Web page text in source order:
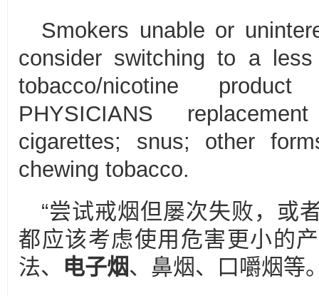
Smokers unable or
consider switching to a less
tobacco/nicotine
PHYSICIANS
cigarettes; snus; other
chewing tobacco.
“尝试戒烟但屡次失败，或
都应该考虑使用危害更小的
法、
电子烟、鼻烟、口嚼烟等